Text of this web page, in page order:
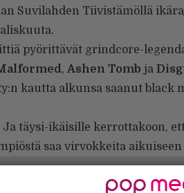
Suvilahden Tiivistämöllä
pyörittävät grindcore-
, Ashen Tomb ja
kautta alkunsa saanut black
Ja täysi-ikäisille kerrottakoon,
saa virvokkeita